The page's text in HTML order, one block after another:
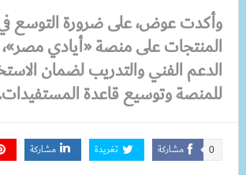
وأكدت عوض، على ضرورة التوسع
المنتجات على منصة «أيادي
الدعم الفني والتدريب لضمان
للمنصة وتوسيع قاعدة
مشاركة 0 تغريدة مشاركة